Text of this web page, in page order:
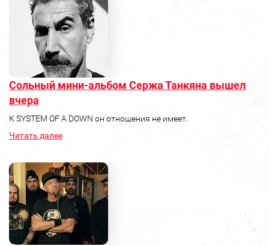
Сольный мини-альбом Сержа Танкяна вышел
вчера
К SYSTEM OF A DOWN он отношения не имеет.
Читать далее